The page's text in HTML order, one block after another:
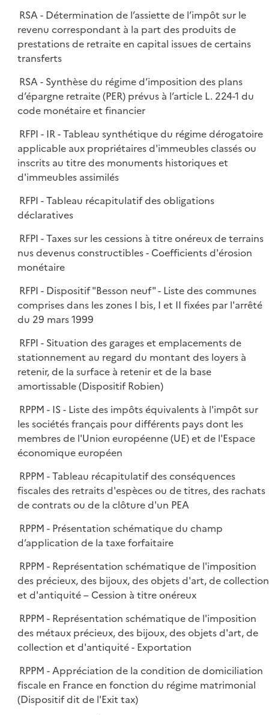
RSA - Détermination de l’assiette de l’impôt sur le
revenu correspondant à la part des produits de
prestations de retraite en capital issues de certains
transferts
RSA - Synthèse du régime d’imposition des plans
d’épargne retraite (PER) prévus à l’article L. 224-1 du
code monétaire et financier
RFPI - IR - Tableau synthétique du régime dérogatoire
applicable aux propriétaires d'immeubles classés ou
inscrits au titre des monuments historiques et
d'immeubles assimilés
RFPI - Tableau récapitulatif des obligations
déclaratives
RFPI - Taxes sur les cessions à titre onéreux de terrains
nus devenus constructibles - Coefficients d'érosion
monétaire
RFPI - Dispositif "Besson neuf" - Liste des communes
comprises dans les zones I bis, I et II fixées par l'arrêté
du 29 mars 1999
RFPI - Situation des garages et emplacements de
stationnement au regard du montant des loyers à
retenir, de la surface à retenir et de la base
amortissable (Dispositif Robien)
RPPM - IS - Liste des impôts équivalents à l'impôt sur
les sociétés français pour différents pays dont les
membres de l'Union européenne (UE) et de l'Espace
économique européen
RPPM - Tableau récapitulatif des conséquences
fiscales des retraits d'espèces ou de titres, des rachats
de contrats ou de la clôture d'un PEA
RPPM - Présentation schématique du champ
d’application de la taxe forfaitaire
RPPM - Représentation schématique de l'imposition
des précieux, des bijoux, des objets d'art, de collection
et d'antiquité – Cession à titre onéreux
RPPM - Représentation schématique de l'imposition
des métaux précieux, des bijoux, des objets d'art, de
collection et d'antiquité - Exportation
RPPM - Appréciation de la condition de domiciliation
fiscale en France en fonction du régime matrimonial
(Dispositif dit de l'Exit tax)